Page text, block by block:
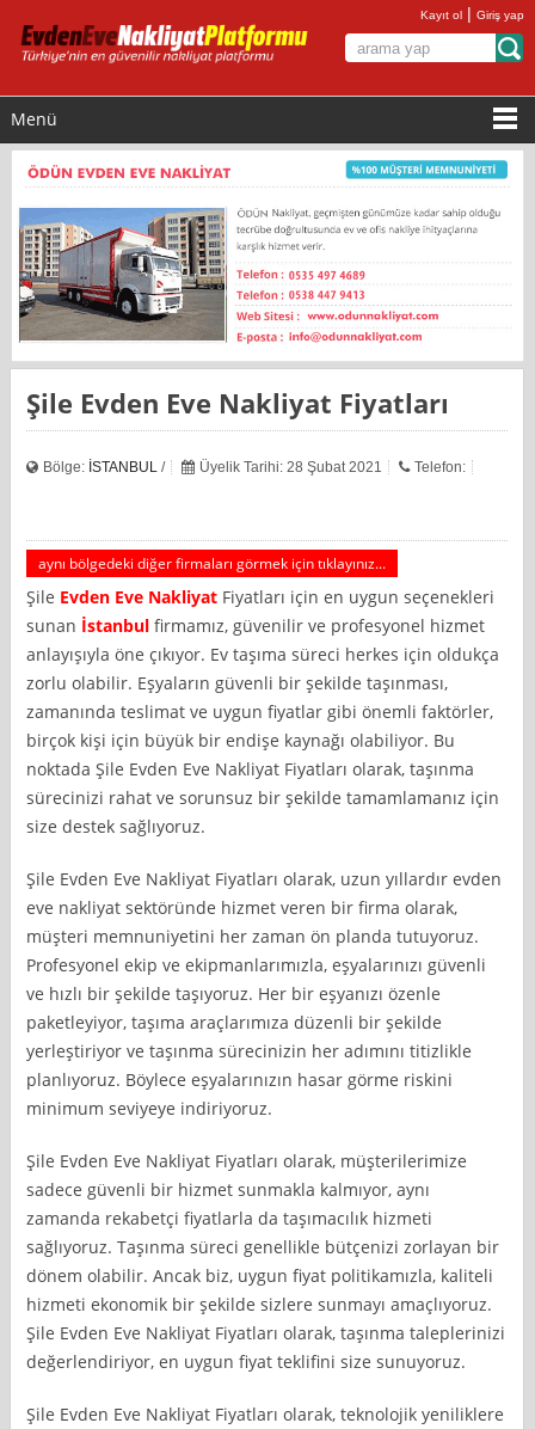
Kayıt ol |Giriş yap
Menü
Şile Evden Eve Nakliyat Fiyatları
Bölge: İSTANBUL / Üyelik Tarihi: 28 Şubat 2021 Telefon:
aynı bölgedeki diğer firmaları görmek için tıklayınız...
Şile Evden Eve Nakliyat Fiyatları için en uygun seçenekleri
sunan İstanbul firmamız, güvenilir ve profesyonel hizmet
anlayışıyla öne çıkıyor. Ev taşıma süreci herkes için oldukça
zorlu olabilir. Eşyaların güvenli bir şekilde taşınması,
zamanında teslimat ve uygun fiyatlar gibi önemli faktörler,
birçok kişi için büyük bir endişe kaynağı olabiliyor. Bu
noktada Şile Evden Eve Nakliyat Fiyatları olarak, taşınma
sürecinizi rahat ve sorunsuz bir şekilde tamamlamanız için
size destek sağlıyoruz.
Şile Evden Eve Nakliyat Fiyatları olarak, uzun yıllardır evden
eve nakliyat sektöründe hizmet veren bir firma olarak,
müşteri memnuniyetini her zaman ön planda tutuyoruz.
Profesyonel ekip ve ekipmanlarımızla, eşyalarınızı güvenli
ve hızlı bir şekilde taşıyoruz. Her bir eşyanızı özenle
paketleyiyor, taşıma araçlarımıza düzenli bir şekilde
yerleştiriyor ve taşınma sürecinizin her adımını titizlikle
planlıyoruz. Böylece eşyalarınızın hasar görme riskini
minimum seviyeye indiriyoruz.
Şile Evden Eve Nakliyat Fiyatları olarak, müşterilerimize
sadece güvenli bir hizmet sunmakla kalmıyor, aynı
zamanda rekabetçi fiyatlarla da taşımacılık hizmeti
sağlıyoruz. Taşınma süreci genellikle bütçenizi zorlayan bir
dönem olabilir. Ancak biz, uygun fiyat politikamızla, kaliteli
hizmeti ekonomik bir şekilde sizlere sunmayı amaçlıyoruz.
Şile Evden Eve Nakliyat Fiyatları olarak, taşınma taleplerinizi
değerlendiriyor, en uygun fiyat teklifini size sunuyoruz.
Şile Evden Eve Nakliyat Fiyatları olarak, teknolojik yeniliklere